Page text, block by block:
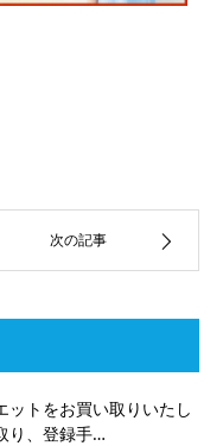
次の記事
ットをお買い取りいたし
り、登録手…